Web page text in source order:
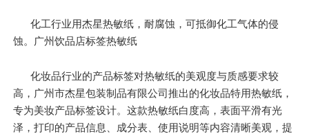
化工行业用杰星热敏纸，耐腐蚀，可抵御化工气体的侵
蚀。广州饮品店标签热敏纸
化妆品行业的产品标签对热敏纸的美观度与质感要求较
高，广州市杰星包装制品有限公司推出的化妆品特用热敏纸，
专为美妆产品标签设计。这款热敏纸白度高，表面平滑有光
泽，打印的产品信息、成分表、使用说明等内容清晰美观，提